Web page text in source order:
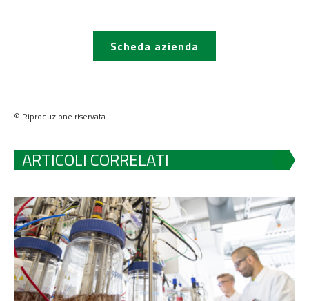
Scheda azienda
© Riproduzione riservata
ARTICOLI CORRELATI